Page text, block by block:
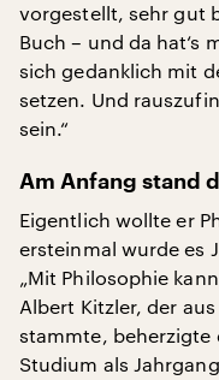
vorgestellt, sehr gut
Buch – und da hat‘s
sich gedanklich mit
setzen. Und
sein.“
Am Anfang stand
Eigentlich wollte er
ersteinmal wurde es
„Mit Philosophie
Albert Kitzler, der
stammte, beherzigte
Studium als